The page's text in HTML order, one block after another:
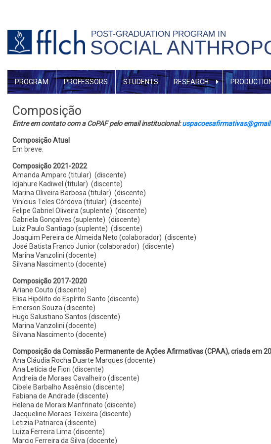
content
POST-GRADUATION PROGRAM IN
SOCIAL
MENU
GERAL
PROGRAM PROFESSORS STUDENTS RESEARCH
Composição
Entre em contato com a CoPAF pelo email institucional:uspacoesafirmat
Composição Atual
Em breve.
Composição 2021-2022
Amanda Amparo (titular) (discente)
Idjahure Kadiwel (titular) (discente)
Marina Oliveira Barbosa (titular) (discente)
Vinícius Teles Córdova (titular) (discente)
Felipe Gabriel Oliveira (suplente) (discente)
Gabriela Gonçalves (suplente) (discente)
Luiz Paulo Santiago (suplente) (discente)
Joaquim Pereira de Almeida Neto (colaborador) (discente)
José Batista Franco Junior (colaborador) (discente)
Marina Vanzolini (docente)
Silvana Nascimento (docente)
Composição 2017-2020
Ariane Couto (discente)
Elisa Hipólito do Espírito Santo (discente)
Emerson Souza (discente)
Hugo Salustiano Santos (discente)
Marina Vanzolini (docente)
Silvana Nascimento (docente)
Composição da Comissão Permanente de Ações Afirmativas (CPAA), criada em
Ana Cláudia Rocha Duarte Marques (docente)
Ana Letícia de Fiori (discente)
Andreia de Moraes Cavalheiro (discente)
Cibele Barbalho Assênsio (discente)
Fabiana de Andrade (discente)
Helena de Morais Manfrinato (discente)
Jacqueline Moraes Teixeira (discente)
Letizia Patriarca (discente)
Luiza Ferreira Lima (discente)
Marcio Ferreira da Silva (docente)